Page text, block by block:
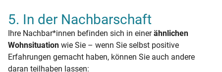
5. In der Nachbarschaft
Ihre Nachbar*innen befinden sich in einerähnlichen
Wohnsituation wie Sie – wenn Sie selbst positive
Erfahrungen gemacht haben, können Sie auch andere
daran teilhaben lassen: